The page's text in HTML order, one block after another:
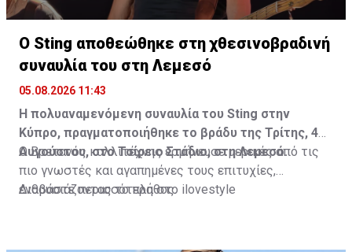
Ο Sting αποθεώθηκε στη χθεσινοβραδινή
συναυλία του στη Λεμεσό
05.08.2026 11:43
Η πολυαναμενόμενη συναυλία του Sting στην
Κύπρο, πραγματοποιήθηκε το βράδυ της Τρίτης, 4
Αυγούστου, στο Τσίρειο Στάδιο, στη Λεμεσό.
Ο Βρετανός καλλιτέχνης ερμήνευσε μερικές από τις
πιο γνωστές και αγαπημένες τους επιτυχίες,
ενθουσιάζοντας το πλήθος.
Διαβάστε περισσότερα στο ilovestyle